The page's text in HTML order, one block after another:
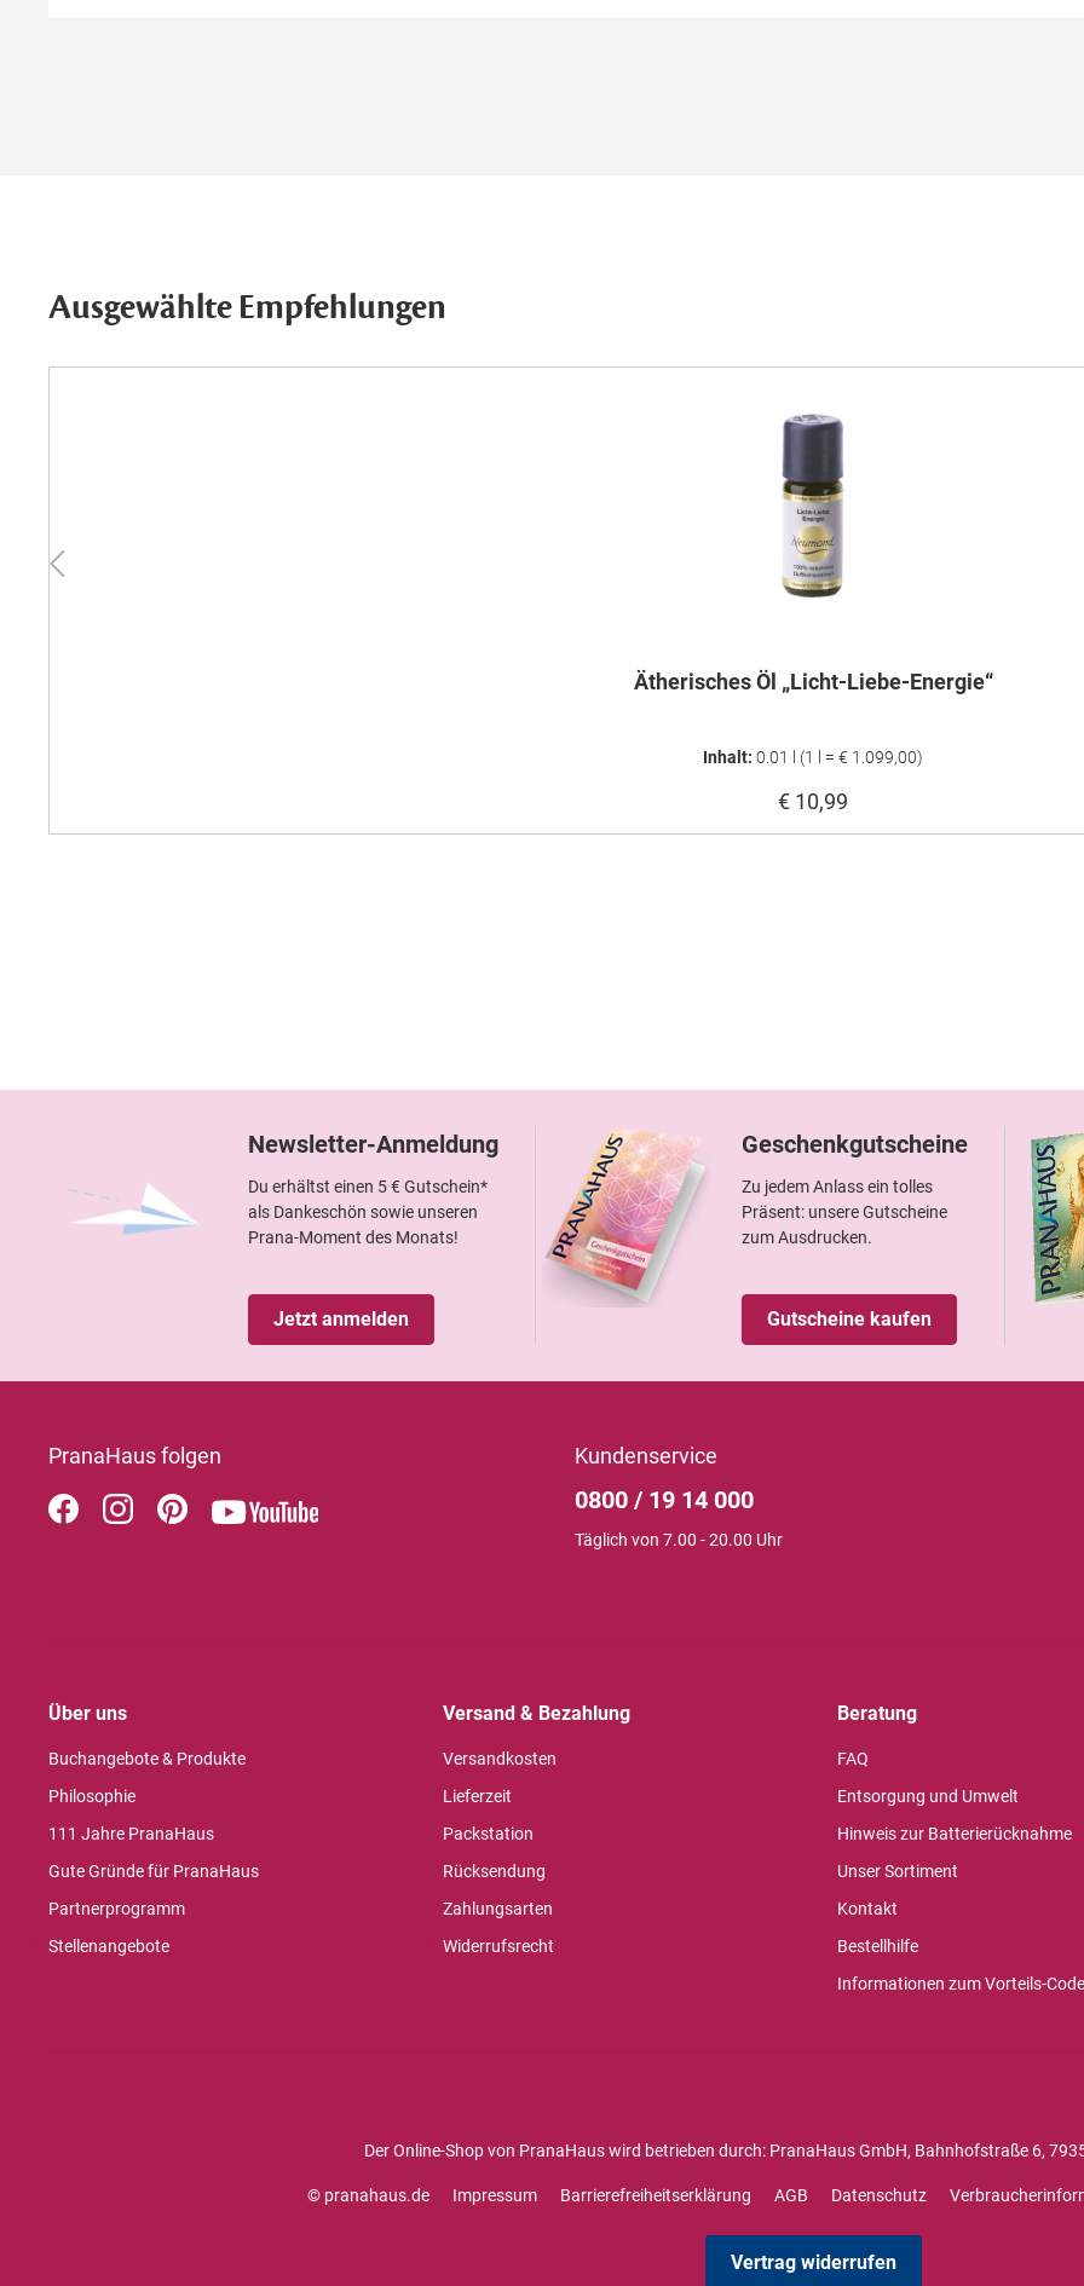
Ausgewählte Empfehlungen
Ätherisches Öl „Licht-Liebe-Energie“
Inhalt: 0.01 l (1 l = € 1.099,00)
€ 10,99
Newsletter-Anmeldung
Du erhältst einen 5 € Gutschein*
als Dankeschön sowie unseren
Prana-Moment des Monats!
Jetzt anmelden
Geschenkgutscheine
Zu jedem Anlass ein tolles
Präsent: unsere Gutscheine
zum Ausdrucken.
Gutscheine kaufen
PranaHaus folgen Kundenservice
0800 / 19 14 000
Täglich von 7.00 - 20.00 Uhr
Über uns
Buchangebote & Produkte
Philosophie
111 Jahre PranaHaus
Gute Gründe für PranaHaus
Partnerprogramm
Stellenangebote
Versand & Bezahlung
Versandkosten
Lieferzeit
Packstation
Rücksendung
Zahlungsarten
Widerrufsrecht
Beratung
FAQ
Entsorgung und Umwelt
Hinweis zur Batterierücknahme
Unser Sortiment
Kontakt
Bestellhilfe
Informationen zum Vorteils-Code
Der Online-Shop von PranaHaus wird betrieben durch: PranaHaus GmbH, Bahnhofstraße 6,
© pranahaus.de Impressum Barrierefreiheitserklärung AGB Datenschutz
Vertrag widerrufen